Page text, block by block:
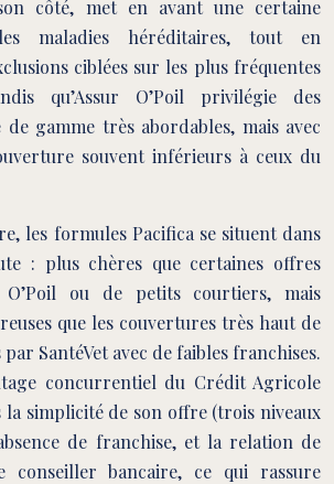
côté, met en avant une certaine
maladies héréditaires, tout en
ciblées sur les plus fréquentes
qu’Assur O’Poil privilégie des
de gamme très abordables, mais avec
souvent inférieurs à ceux du
les formules Pacifica se situent dans
: plus chères que certaines offres
O’Poil ou de petits courtiers, mais
que les couvertures très haut de
SantéVet avec de faibles franchises.
concurrentiel du Crédit Agricole
simplicité de son offre (trois niveaux
de franchise, et la relation de
conseiller bancaire, ce qui rassure